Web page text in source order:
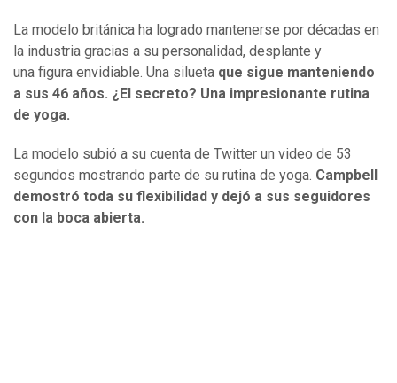
La modelo británica ha logrado mantenerse por décadas en
la industria gracias a su personalidad, desplante y
una figura envidiable. Una silueta que sigue manteniendo
a sus 46 años. ¿El secreto? Una impresionante rutina
de yoga.
La modelo subió a su cuenta de Twitter un video de 53
segundos mostrando parte de su rutina de yoga. Campbell
demostró toda su flexibilidad y dejó a sus seguidores
con la boca abierta.